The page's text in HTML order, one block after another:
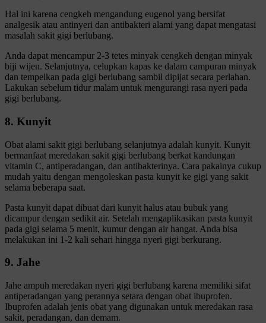
Hal ini karena cengkeh mengandung eugenol yang bersifat
analgesik atau antinyeri dan antibakteri alami yang dapat mengatasi
masalah sakit gigi berlubang.
Anda dapat mencampur 2-3 tetes minyak cengkeh dengan minyak
biji wijen. Selanjutnya, celupkan kapas ke dalam campuran minyak
dan tempelkan pada gigi berlubang sambil dipijat secara perlahan.
Lakukan sebelum tidur malam untuk mengurangi rasa nyeri pada
gigi berlubang.
8. Kunyit
Obat alami sakit gigi berlubang selanjutnya adalah kunyit. Kunyit
bermanfaat meredakan sakit gigi berlubang berkat kandungan
vitamin C, antiperadangan, dan antibakterinya. Cara pakainya cukup
mudah yaitu dengan mengoleskan pasta kunyit ke gigi yang sakit
selama beberapa saat.
Pasta kunyit dapat dibuat dari kunyit halus atau bubuk yang
dicampur dengan sedikit air. Setelah mengaplikasikan pasta kunyit
pada gigi selama 5 menit, kumur dengan air hangat. Anda bisa
melakukan ini 1-2 kali sehari hingga nyeri gigi berkurang.
9. Jahe
Jahe ampuh meredakan nyeri gigi berlubang karena memiliki sifat
antiperadangan yang perannya setara dengan obat ibuprofen.
Ibuprofen adalah jenis obat yang digunakan untuk meredakan rasa
sakit, peradangan, dan demam.